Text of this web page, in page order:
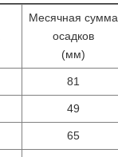
Месячная сумма
осадков
(мм)
81
49
65